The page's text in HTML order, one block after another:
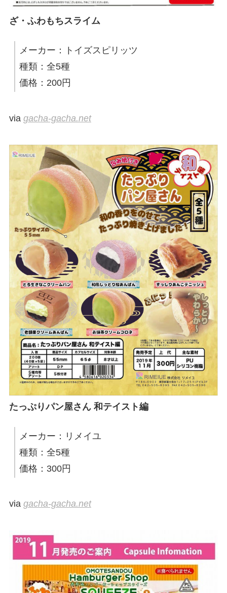
ざ・ふわもちスライム
メーカー：トイズスピリッツ
種類：全5種
価格：200円
via gacha-gacha.net
たっぷりパン屋さん 和テイスト編
メーカー：リメイユ
種類：全5種
価格：300円
via gacha-gacha.net